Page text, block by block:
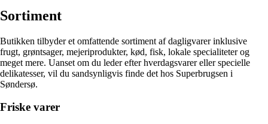
Sortiment
Butikken tilbyder et omfattende sortiment af dagligvarer inklusive
frugt, grøntsager, mejeriprodukter, kød, fisk, lokale specialiteter og
meget mere. Uanset om du leder efter hverdagsvarer eller specielle
delikatesser, vil du sandsynligvis finde det hos Superbrugsen i
Søndersø.
Friske varer